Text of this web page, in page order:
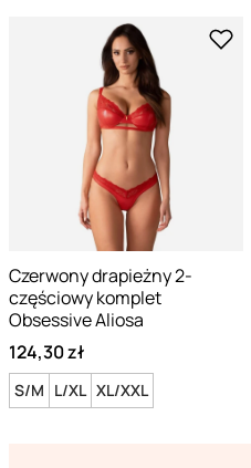
Czerwony drapieżny 2-
częściowy komplet
Obsessive Aliosa
124,30 zł
S/M L/XL XL/XXL